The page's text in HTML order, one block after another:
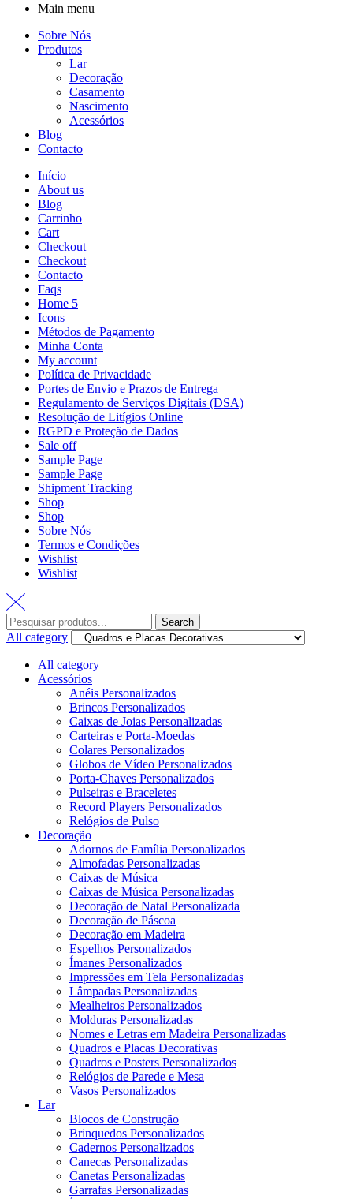
Main menu
Sobre Nós
Produtos
Lar
Decoração
Casamento
Nascimento
Acessórios
Blog
Contacto
Início
About us
Blog
Carrinho
Cart
Checkout
Checkout
Contacto
Faqs
Home 5
Icons
Métodos de Pagamento
Minha Conta
My account
Política de Privacidade
Portes de Envio e Prazos de Entrega
Regulamento de Serviços Digitais (DSA)
Resolução de Litígios Online
RGPD e Proteção de Dados
Sale off
Sample Page
Sample Page
Shipment Tracking
Shop
Shop
Sobre Nós
Termos e Condições
Wishlist
Wishlist
Search
All category
All category
Acessórios
Anéis Personalizados
Brincos Personalizados
Caixas de Joias Personalizadas
Carteiras e Porta-Moedas
Colares Personalizados
Globos de Vídeo Personalizados
Porta-Chaves Personalizados
Pulseiras e Braceletes
Record Players Personalizados
Relógios de Pulso
Decoração
Adornos de Família Personalizados
Almofadas Personalizadas
Caixas de Música
Caixas de Música Personalizadas
Decoração de Natal Personalizada
Decoração de Páscoa
Decoração em Madeira
Espelhos Personalizados
Ímanes Personalizados
Impressões em Tela Personalizadas
Lâmpadas Personalizadas
Mealheiros Personalizados
Molduras Personalizadas
Nomes e Letras em Madeira Personalizadas
Quadros e Placas Decorativas
Quadros e Posters Personalizados
Relógios de Parede e Mesa
Vasos Personalizados
Lar
Blocos de Construção
Brinquedos Personalizados
Cadernos Personalizados
Canecas Personalizadas
Canetas Personalizadas
Garrafas Personalizadas